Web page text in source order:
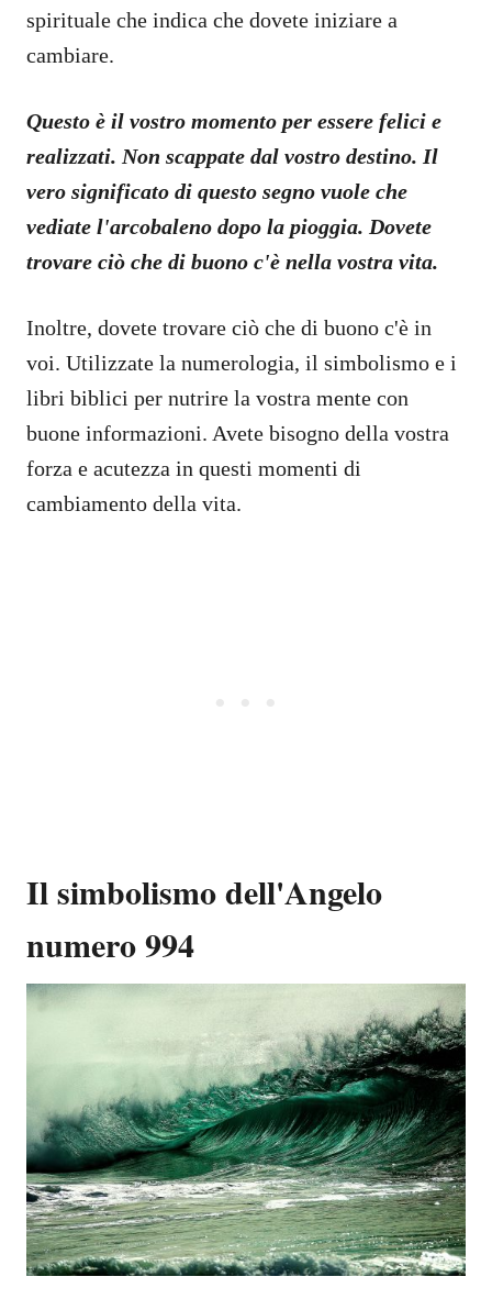
spirituale che indica che dovete iniziare a
cambiare.
Questo è il vostro momento per essere felici e
realizzati. Non scappate dal vostro destino. Il
vero significato di questo segno vuole che
vediate l'arcobaleno dopo la pioggia. Dovete
trovare ciò che di buono c'è nella vostra vita.
Inoltre, dovete trovare ciò che di buono c'è in
voi. Utilizzate la numerologia, il simbolismo e i
libri biblici per nutrire la vostra mente con
buone informazioni. Avete bisogno della vostra
forza e acutezza in questi momenti di
cambiamento della vita.
Il simbolismo dell'Angelo
numero 994